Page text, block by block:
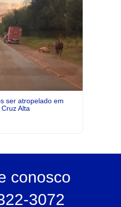
ser atropelado em
Alta
conosco
3072